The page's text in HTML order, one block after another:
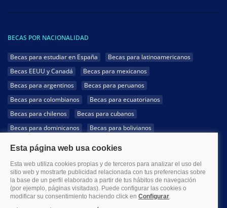
BECAS POR NACIONALIDAD
Becas para estudiar en España
Becas para latinoamericanos
Becas EEUU y Canadá
Becas para mexicanos
Becas para argentinos
Becas para peruanos
Becas para colombianos
Becas para ecuatorianos
Becas para chilenos
Becas para cubanos
Becas para dominicanos
Becas para bolivianos
Becas para hondureños
Becas para paraguayos
Becas para uruguayos
Becas para salvadoreños